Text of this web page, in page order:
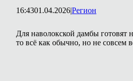
16:4301.04.2026|Регион
Для наволокской дамбы готовят
то всё как обычно, но не совсем